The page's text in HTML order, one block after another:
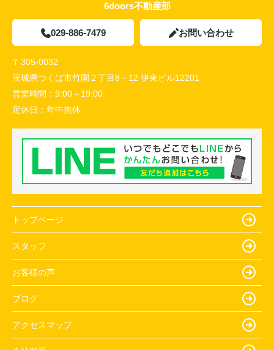
6doors不動産部
029-886-7479 お問い合わせ
〒305-0032
茨城県つくば市竹園２丁目8－12 伊東ビル12201
営業時間： 9:00～19:00
定休日： 年中無休
トップページ
スタッフ
お客様の声
ブログ
アクセスマップ